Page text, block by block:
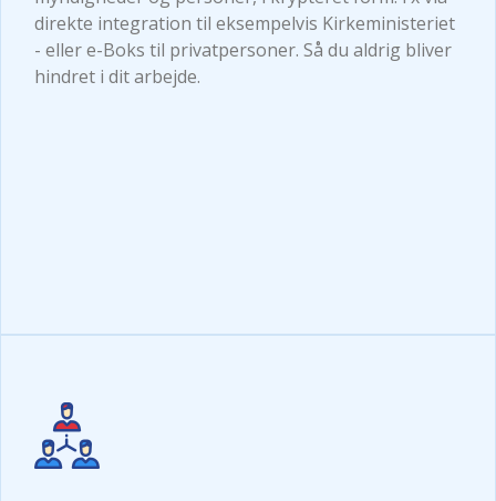
direkte integration til eksempelvis Kirkeministeriet
- eller e-Boks til privatpersoner. Så du aldrig bliver
hindret i dit arbejde.